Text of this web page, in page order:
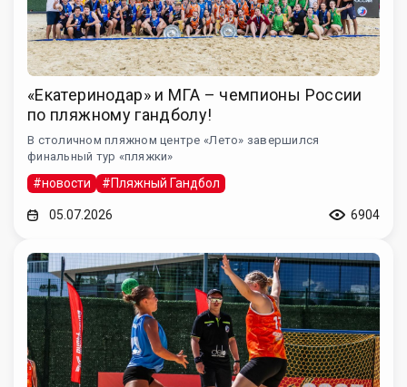
«Екатеринодар» и МГА – чемпионы России
по пляжному гандболу!
В столичном пляжном центре «Лето» завершился
финальный тур «пляжки»
#новости #Пляжный Гандбол
05.07.2026 6904